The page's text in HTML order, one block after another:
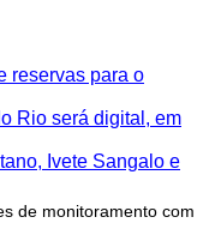
reservas para o
Rio será digital, em
Ivete Sangalo e
de monitoramento com